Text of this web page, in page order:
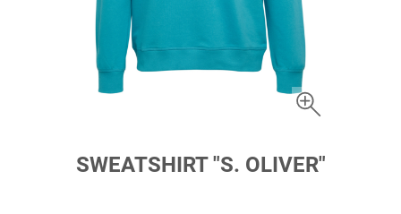
SWEATSHIRT "S. OLIVER"